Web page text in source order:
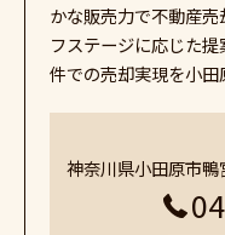
かな販売力で不動産
フステージに応じた
件での売却実現を小田
神奈川県小田原市